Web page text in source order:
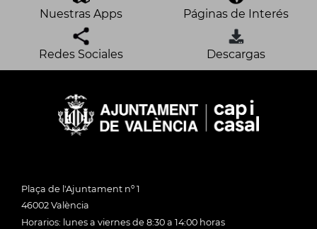
Nuestras Apps Páginas de Interés
Redes Sociales Descargas
Plaça de l'Ajuntament nº 1
46002 València
Horarios: lunes a viernes de 8:30 a 14:00 horas